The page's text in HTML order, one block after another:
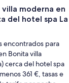
moderna en
del hotel spa La
encontrados para
Bonita villa
cerca del hotel spa
361 €, tasas e